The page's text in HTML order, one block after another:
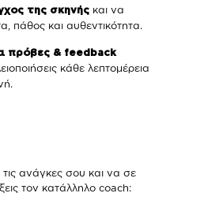
της σκηνήςκαι να
πάθος και αυθεντικότητα.
πρόβες & feedback
κάθε λεπτομέρεια
ανάγκες σου και να σε
τον κατάλληλο coach: